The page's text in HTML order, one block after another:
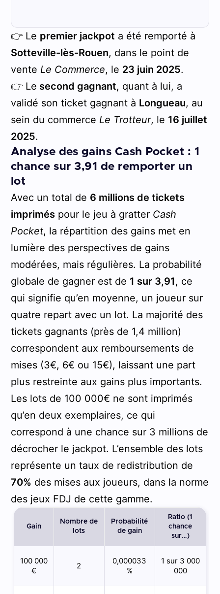
👉 Le premier jackpot a été remporté à
Sotteville-lès-Rouen, dans le point de
vente Le Commerce, le 23 juin 2025.
👉 Le second gagnant, quant à lui, a
validé son ticket gagnant à Longueau, au
sein du commerce Le Trotteur, le 16 juillet
2025.
Analyse des gains Cash Pocket : 1
chance sur 3,91 de remporter un
lot
Avec un total de 6 millions de tickets
impriméspour le jeu à gratter Cash
Pocket, la répartition des gains met en
lumière des perspectives de gains
modérées, mais régulières. La probabilité
globale de gagner est de 1 sur 3,91, ce
qui signifie qu’en moyenne, un joueur sur
quatre repart avec un lot. La majorité des
tickets gagnants (près de 1,4 million)
correspondent aux remboursements de
mises (3€, 6€ ou 15€), laissant une part
plus restreinte aux gains plus importants.
Les lots de 100 000€ ne sont imprimés
qu’en deux exemplaires, ce qui
correspond à une chance sur 3 millions de
décrocher le jackpot. L’ensemble des lots
représente un taux de redistribution de
70% des mises aux joueurs, dans la norme
des jeux FDJ de cette gamme.
Gain
Nombre de
lots
Probabilité
de gain
Ratio (1
chance
sur…)
100 000
€
2
0,000033
%
1 sur 3 000
000